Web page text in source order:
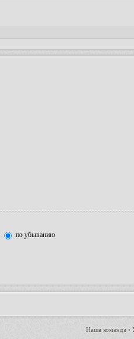
по убыванию
Наша команда •